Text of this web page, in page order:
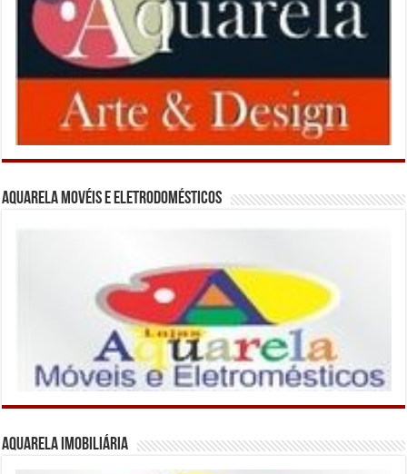
Aquarela Movéis e Eletrodomésticos
Aquarela Imobiliária